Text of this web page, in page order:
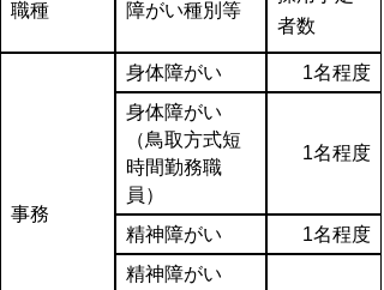
職種 障がい種別等
者数
事務
身体障がい
1名程度
身体障がい
（鳥取方式短
時間勤務職
員）
1名程度
精神障がい
1名程度
精神障がい